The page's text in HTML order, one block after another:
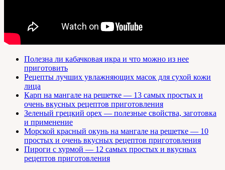
Полезна ли кабачковая икра и что можно из нее
приготовить
Рецепты лучших увлажняющих масок для сухой кожи
лица
Карп на мангале на решетке — 13 самых простых и
очень вкусных рецептов приготовления
Зеленый грецкий орех — полезные свойства, заготовка
и применение
Морской красный окунь на мангале на решетке — 10
простых и очень вкусных рецептов приготовления
Пироги с хурмой — 12 самых простых и вкусных
рецептов приготовления